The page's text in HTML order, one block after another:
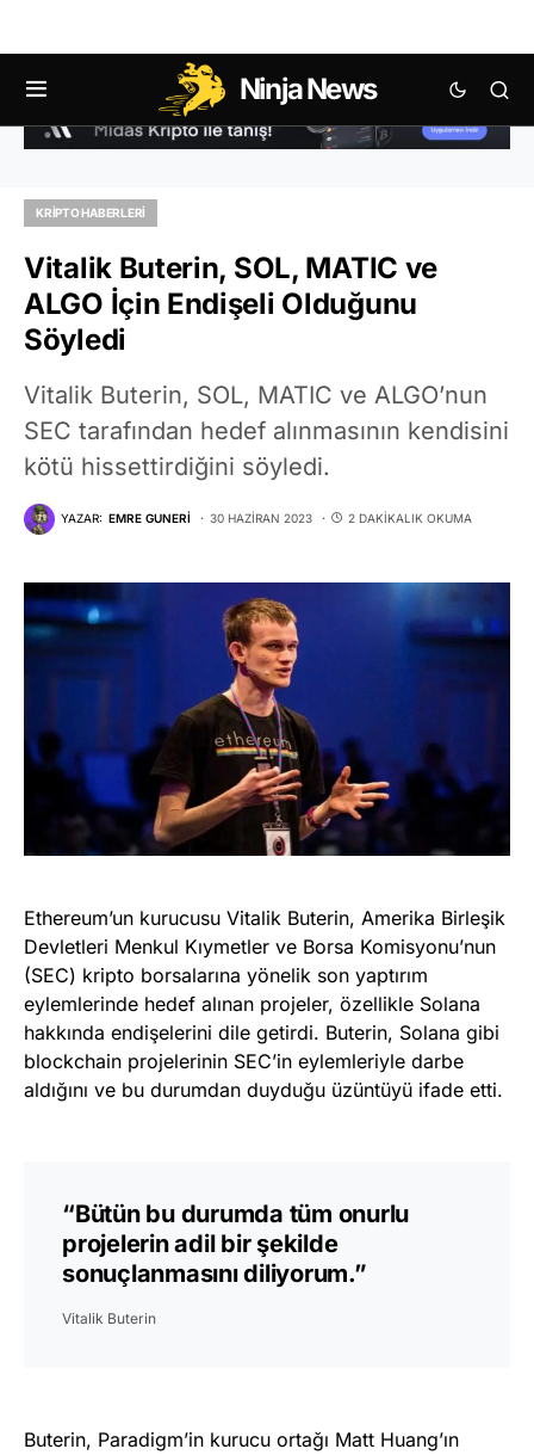
Ninja News
KRIPTO HABERLERI
Vitalik Buterin, SOL, MATIC ve
ALGO İçin Endişeli Olduğunu
Söyledi
Vitalik Buterin, SOL, MATIC ve ALGO’nun
SEC tarafından hedef alınmasının kendisini
kötü hissettirdiğini söyledi.
YAZAR: EMRE GUNERI 30 HAZIRAN 2023 2 DAKIKALIK OKUMA
Ethereum’un kurucusu Vitalik Buterin, Amerika Birleşik
Devletleri Menkul Kıymetler ve Borsa Komisyonu’nun
(SEC) kripto borsalarına yönelik son yaptırım
eylemlerinde hedef alınan projeler, özellikle Solana
hakkında endişelerini dile getirdi. Buterin, Solana gibi
blockchain projelerinin SEC’in eylemleriyle darbe
aldığını ve bu durumdan duyduğu üzüntüyü ifade etti.
“Bütün bu durumda tüm onurlu
projelerin adil bir şekilde
sonuçlanmasını diliyorum.”
Vitalik Buterin
Buterin, Paradigm’in kurucu ortağı Matt Huang’ın